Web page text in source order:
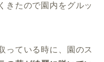
きたので園内をグルッ
っている時に、園のス